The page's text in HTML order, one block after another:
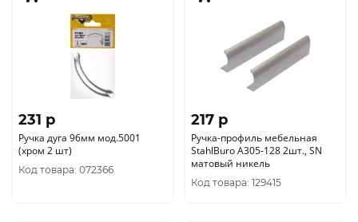
231 p
Ручка дуга 96мм мод.5001
(хром 2 шт)
Код товара: 072366
217 p
Ручка-профиль мебельная
StahlBuro A305-128 2шт., SN
матовый никель
Код товара: 129415